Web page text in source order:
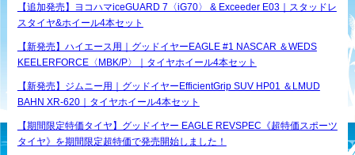
【追加発売】ヨコハマiceGUARD 7〈iG70〉 & Exceeder E03｜スタッドレ
スタイヤ&ホイール4本セット
【新発売】ハイエース用｜グッドイヤーEAGLE #1 NASCAR ＆WEDS
KEELERFORCE〈MBK/P〉｜タイヤホイール4本セット
【新発売】ジムニー用｜グッドイヤーEfficientGrip SUV HP01 ＆LMUD
BAHN XR-620｜タイヤホイール4本セット
【期間限定特価タイヤ】グッドイヤー EAGLE REVSPEC《超特価スポーツ
タイヤ》を期間限定超特価で発売開始しました！